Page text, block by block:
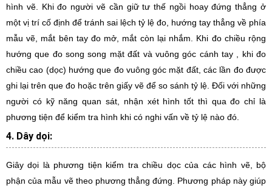
hình vẽ. Khi đo người vẽ cần giữ tư thế ngồi hoay đứng thẳng ở
một vị trí cố định để tránh sai lệch tỷ lệ đo, hướng tay thẳng về phía
mẫu vẽ, mắt bên tay đo mở, mắt còn lại nhắm. Khi đo chiều rộng
hướng que đo song song mặt đất và vuông góc cánh tay , khi đo
chiều cao (dọc) hướng que đo vuông góc mặt đất, các lần đo được
ghi lại trên que đo hoặc trên giấy vẽ để so sánh tỷ lệ. Đối với những
người có kỹ năng quan sát, nhận xét hình tốt thì qua đo chỉ là
phương tiện để kiểm tra hình khi có nghi vấn về tỷ lệ nào đó.
4. Dây dọi:
Giây dọi là phương tiện kiểm tra chiều dọc của các hình vẽ, bộ
phận của mẫu vẽ theo phương thẳng đứng. Phương pháp này giúp